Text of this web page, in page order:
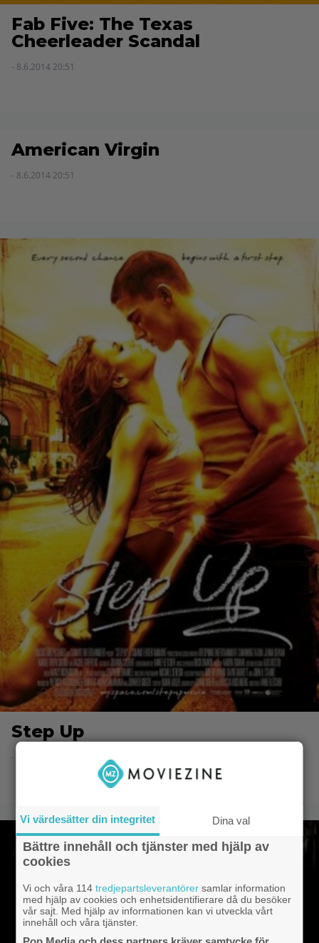
Fab Five: The Texas
Cheerleader Scandal
- 8.6.2014 20:51
American Virgin
- 8.6.2014 20:51
Step Up
- 8.6.2014 20:49
Vi värdesätter din integritet Dina val
Bättre innehåll och tjänster med hjälp av
cookies
Vi och våra 114tredjepartsleverantörer samlar information
med hjälp av cookies och enhetsidentifierare då du besöker
vår sajt. Med hjälp av informationen kan vi utveckla vårt
innehåll och våra tjänster.